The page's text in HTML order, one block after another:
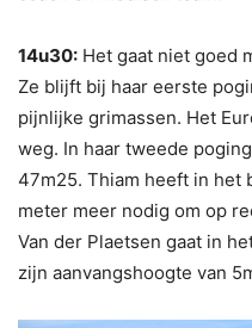
14u30: Het gaat niet goed
Ze blijft bij haar eerste
pijnlijke grimassen. Het
weg. In haar tweede
47m25. Thiam heeft in het
meter meer nodig om op
Van der Plaetsen gaat in
zijn aanvangshoogte van